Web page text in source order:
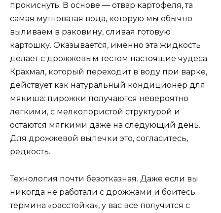
прокиснуть. В основе — отвар картофеля, та
самая мутноватая вода, которую мы обычно
выливаем в раковину, сливая готовую
картошку. Оказывается, именно эта жидкость
делает с дрожжевым тестом настоящие чудеса.
Крахмал, который переходит в воду при варке,
действует как натуральный кондиционер для
мякиша: пирожки получаются невероятно
легкими, с мелкопористой структурой и
остаются мягкими даже на следующий день.
Для дрожжевой выпечки это, согласитесь,
редкость.
Технология почти безотказная. Даже если вы
никогда не работали с дрожжами и боитесь
термина «расстойка», у вас все получится с